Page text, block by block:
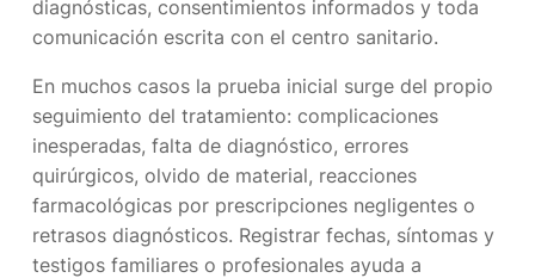
diagnósticas, consentimientos informados y toda
comunicación escrita con el centro sanitario.
En muchos casos la prueba inicial surge del propio
seguimiento del tratamiento: complicaciones
inesperadas, falta de diagnóstico, errores
quirúrgicos, olvido de material, reacciones
farmacológicas por prescripciones negligentes o
retrasos diagnósticos. Registrar fechas, síntomas y
testigos familiares o profesionales ayuda a